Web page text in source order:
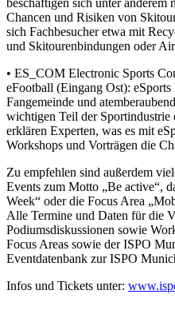
Chancen und Risiken von
sich Fachbesucher etwa mit
und Skitourenbindungen oder
• ES_COM Electronic Sports
eFootball (Eingang Ost):
Fangemeinde und
wichtigen Teil der
erklären Experten, was es mit
Workshops und Vorträgen die
Zu empfehlen sind außerdem
Events zum Motto „Be active“,
Week“ oder die Focus Area
Alle Termine und Daten für die
Podiumsdiskussionen sowie
Focus Areas sowie der ISPO
Eventdatenbank zur ISPO
Infos und Tickets unter: